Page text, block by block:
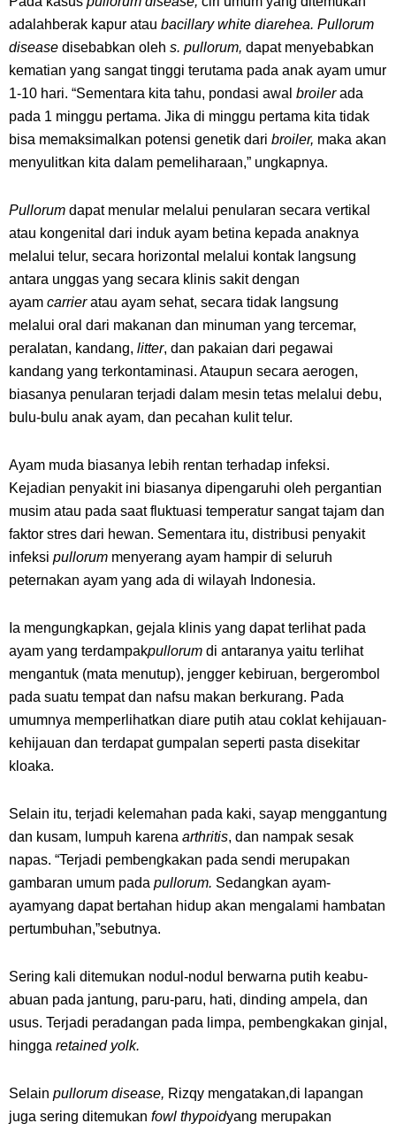
adalahberak kapur atau bacillary white diarehea. Pullorum
disease disebabkan oleh s. pullorum, dapat menyebabkan
kematian yang sangat tinggi terutama pada anak ayam umur
1-10 hari. “Sementara kita tahu, pondasi awal broilerada
pada 1 minggu pertama. Jika di minggu pertama kita tidak
bisa memaksimalkan potensi genetik dari broiler, maka akan
menyulitkan kita dalam pemeliharaan,” ungkapnya.
Pullorum dapat menular melalui penularan secara vertikal
atau kongenital dari induk ayam betina kepada anaknya
melalui telur, secara horizontal melalui kontak langsung
antara unggas yang secara klinis sakit dengan
ayam carrieratau ayam sehat, secara tidak langsung
melalui oral dari makanan dan minuman yang tercemar,
peralatan, kandang, litter, dan pakaian dari pegawai
kandang yang terkontaminasi. Ataupun secara aerogen,
biasanya penularan terjadi dalam mesin tetas melalui debu,
bulu-bulu anak ayam, dan pecahan kulit telur.
Ayam muda biasanya lebih rentan terhadap infeksi.
Kejadian penyakit ini biasanya dipengaruhi oleh pergantian
musim atau pada saat fluktuasi temperatur sangat tajam dan
faktor stres dari hewan. Sementara itu, distribusi penyakit
infeksi pullorum menyerang ayam hampir di seluruh
peternakan ayam yang ada di wilayah Indonesia.
Ia mengungkapkan, gejala klinis yang dapat terlihat pada
ayam yang terdampakpullorum di antaranya yaitu terlihat
mengantuk (mata menutup), jengger kebiruan, bergerombol
pada suatu tempat dan nafsu makan berkurang. Pada
umumnya memperlihatkan diare putih atau coklat kehijauan-
kehijauan dan terdapat gumpalan seperti pasta disekitar
kloaka.
Selain itu, terjadi kelemahan pada kaki, sayap menggantung
dan kusam, lumpuh karena arthritis, dan nampak sesak
napas. “Terjadi pembengkakan pada sendi merupakan
gambaran umum pada pullorum. Sedangkan ayam-
ayamyang dapat bertahan hidup akan mengalami hambatan
pertumbuhan,”sebutnya.
Sering kali ditemukan nodul-nodul berwarna putih keabu-
abuan pada jantung, paru-paru, hati, dinding ampela, dan
usus. Terjadi peradangan pada limpa, pembengkakan ginjal,
hingga retained yolk.
Selain pullorum disease, Rizqy mengatakan,di lapangan
juga sering ditemukan fowl thypoidyang merupakan